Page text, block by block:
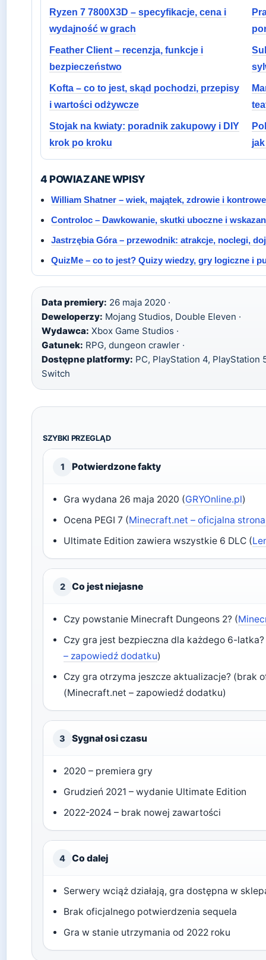
Ryzen 7 7800X3D – specyfikacje, cena i
wydajność w grach
Feather Client – recenzja, funkcje i
bezpieczeństwo
Kofta – co to jest, skąd pochodzi, przepisy
i wartości odżywcze
Stojak na kwiaty: poradnik zakupowy i DIY
krok po kroku
4 POWIAZANE WPISY
William Shatner – wiek, majątek, zdrowie i
Controloc – Dawkowanie, skutki uboczne i
Jastrzębia Góra – przewodnik: atrakcje, noclegi,
QuizMe – co to jest? Quizy wiedzy, gry logiczne i
Data premiery: 26 maja 2020 ·
Deweloperzy: Mojang Studios, Double Eleven ·
Wydawca: Xbox Game Studios ·
Gatunek: RPG, dungeon crawler ·
Dostępne platformy: PC, PlayStation 4, PlayStation
Switch
SZYBKI PRZEGLĄD
1 Potwierdzone fakty
Gra wydana 26 maja 2020 (GRYOnline.pl)
Ocena PEGI 7 (Minecraft.net – oficjalna
Ultimate Edition zawiera wszystkie 6 DLC (
2 Co jest niejasne
Czy powstanie Minecraft Dungeons 2? (
Czy gra jest bezpieczna dla każdego 6-latka?
– zapowiedź dodatku)
Czy gra otrzyma jeszcze aktualizacje? (brak
(Minecraft.net – zapowiedź dodatku)
3 Sygnał osi czasu
2020 – premiera gry
Grudzień 2021 – wydanie Ultimate Edition
2022-2024 – brak nowej zawartości
4 Co dalej
Serwery wciąż działają, gra dostępna w
Brak oficjalnego potwierdzenia sequela
Gra w stanie utrzymania od 2022 roku